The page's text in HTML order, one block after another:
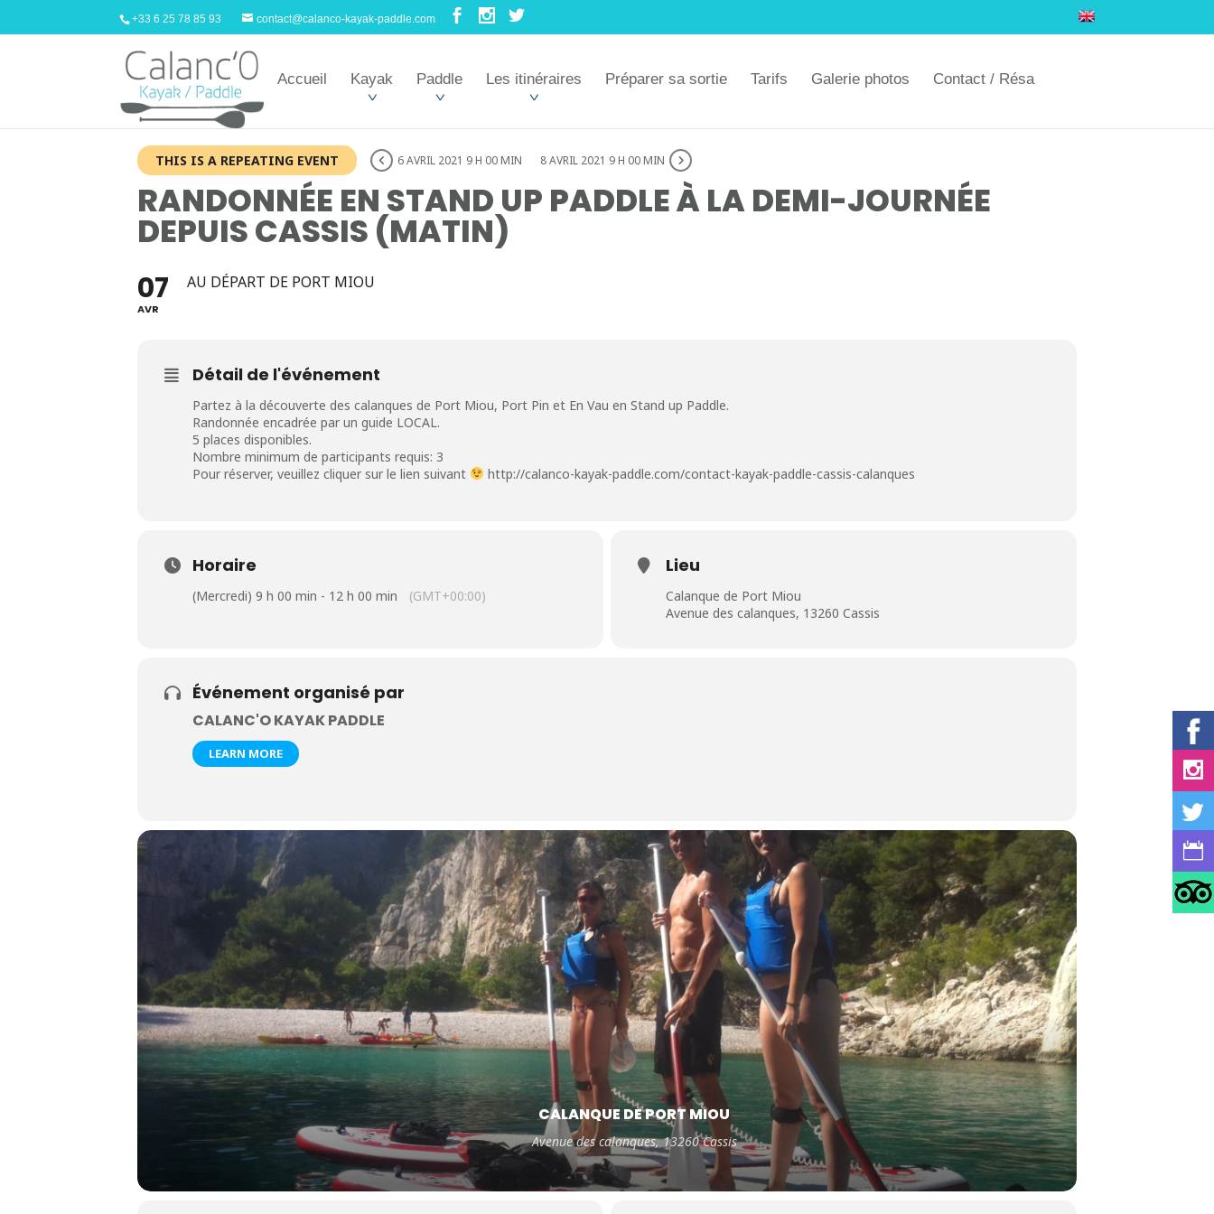
+33 6 25 78 85 93 contact@calanco-kayak-paddle.com
Accueil Kayak Paddle Les itinéraires Préparer sa sortie Tarifs Galerie photos Contact / Résa
THIS IS A REPEATING EVENT 6 AVRIL 2021 9 H 00 MIN 8 AVRIL 2021 9 H 00 MIN
RANDONNÉE EN STAND UP PADDLE À LA DEMI-JOURNÉE
DEPUIS CASSIS (MATIN)
07
AVR
AU DÉPART DE PORT MIOU
Détail de l'événement
Partez à la découverte des calanques de Port Miou, Port Pin et En Vau en Stand up Paddle.
Randonnée encadrée par un guide LOCAL.
5 places disponibles.
Nombre minimum de participants requis: 3
Pour réserver, veuillez cliquer sur le lien suivant
http://calanco-kayak-paddle.com/contact-kayak-paddle-cassis-calanques
Horaire
(Mercredi) 9 h 00 min - 12 h 00 min (GMT+00:00)
Lieu
Calanque de Port Miou
Avenue des calanques, 13260 Cassis
Événement organisé par
CALANC'O KAYAK PADDLE
LEARN MORE
CALANQUE DE PORT MIOU
Avenue des calanques, 13260 Cassis